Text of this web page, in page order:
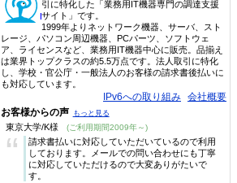
引に特化した「業務用IT機器専門の調達支援
サイト」です。
1999年よりネットワーク機器、サーバ、スト
レージ、パソコン周辺機器、PCパーツ、ソフトウェ
ア、ライセンスなど、業務用IT機器中心に販売。品揃え
は業界トップクラスの約5.5万点です。法人取引に特化
し、学校・官公庁・一般法人のお客様の請求書後払いに
も対応しています。
IPv6への取り組み 会社概要
お客様からの声 もっと見る
東京大学/K様 (ご利用期間2009年～)
“
請求書払いに対応していただいているので利用
しております。メールでの問い合わせにも丁寧
に対応していただけるので大変ありがたいで
す。